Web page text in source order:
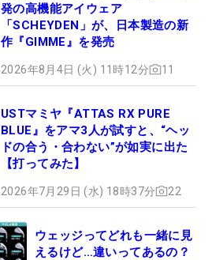
発の高機能アイウェア
「SCHEYDEN」が、日本製造の新
作『GIMME』を発売
2026年8月4日 (火) 11時12分 11
USTマミヤ『ATTAS RX PURE
BLUE』をアマ3人が試すと、“ヘッ
ドの合う・合わない”が如実に出た
【打ってみた】
2026年7月29日 (水) 18時37分 22
ウェッジってどれも一緒に見
えるけど…違いってあるの？